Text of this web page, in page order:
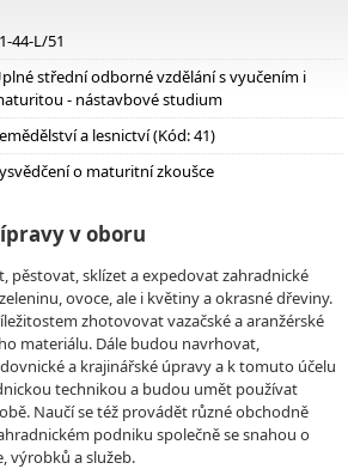
44-L/51
střední odborné vzdělání s vyučením i
- nástavbové studium
a lesnictví (Kód: 41)
o maturitní zkoušce
v oboru
pěstovat, sklízet a expedovat zahradnické
ovoce, ale i květiny a okrasné dřeviny.
zhotovovat vazačské a aranžérské
materiálu. Dále budou navrhovat,
a krajinářské úpravy a k tomuto účelu
technikou a budou umět používat
Naučí se též provádět různé obchodně
podniku společně se snahou o
výrobků a služeb.